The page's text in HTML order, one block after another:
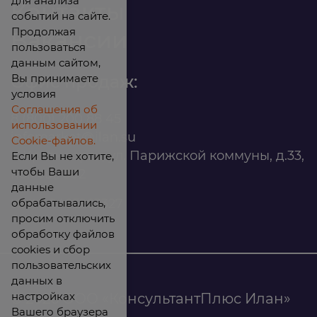
Контакты
Вакансии
Офис продаж:
infomarket@ilan.su
г. Красноярск, ул. Парижской коммуны, д.33,
помещ. 302
ИНН: 2465263327
© 2026 ООО «КонсультантПлюс Илан»
событий на сайте.
Продолжая
пользоваться
данным сайтом,
Вы принимаете
условия
Соглашения об
использовании
Cookie-файлов.
Если Вы не хотите,
чтобы Ваши
данные
обрабатывались,
просим отключить
обработку файлов
cookies и сбор
пользовательских
данных в
настройках
Вашего браузера